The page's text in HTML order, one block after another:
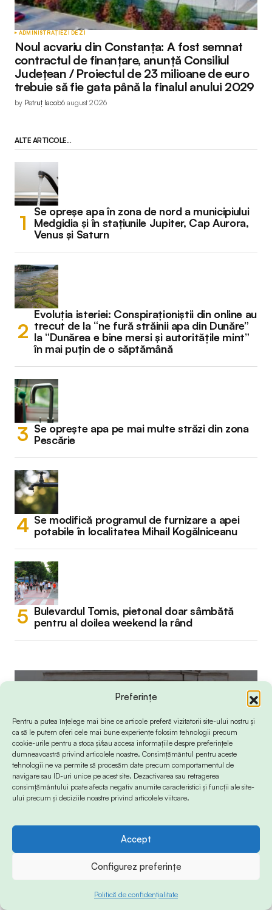
Preferințe
Pentru a putea înțelege mai bine ce articole preferă vizitatorii site-ului nostru și
ca să le putem oferi cele mai bune experiențe folosim tehnologii precum
cookie-urile pentru a stoca și/sau accesa informațiile despre preferințele
dumneavoastră privind articolele noastre. Consimțământul pentru aceste
tehnologii ne va permite să procesăm date precum comportamentul de
navigare sau ID-uri unice pe acest site. Dezactivarea sau retragerea
consimțământului poate afecta negativ anumite caracteristici și funcții ale site-
ului precum și deciziile noastre privind articolele viitoare.
Accept
Configurez preferințe
Politică de confidențialitate
ADMINISTRAȚIEZI DE ZI
Noul acvariu din Constanța: A fost semnat
contractul de finanțare, anunță Consiliul
Județean / Proiectul de 23 milioane de euro
trebuie să fie gata până la finalul anului 2029
by Petruț Iacob6 august 2026
ALTE ARTICOLE...
Se opreșe apa în zona de nord a municipiului
Medgidia și în stațiunile Jupiter, Cap Aurora,
Venus și Saturn
Evoluția isteriei: Conspiraționiștii din online au
trecut de la “ne fură străinii apa din Dunăre”
la “Dunărea e bine mersi și autoritățile mint”
în mai puțin de o săptămână
Se oprește apa pe mai multe străzi din zona
Pescărie
Se modifică programul de furnizare a apei
potabile în localitatea Mihail Kogălniceanu
Bulevardul Tomis, pietonal doar sâmbătă
pentru al doilea weekend la rând